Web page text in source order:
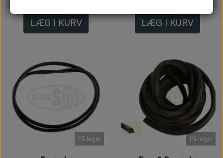
LÆG I KURV LÆG I KURV
På lager På lager